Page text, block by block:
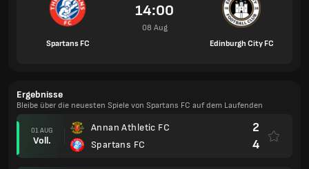
Spartans FC
14:00
08 Aug
Edinburgh City FC
Ergebnisse
Bleibe über die neuesten Spiele von Spartans FC auf dem Laufenden
01 AUG
Voll.
Annan Athletic FC
Spartans FC
2
4